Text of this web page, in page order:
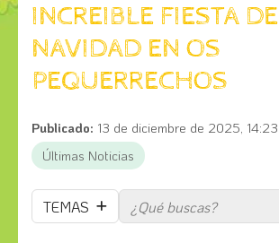
INCREIBLE FIESTA DE
NAVIDAD EN OS
PEQUERRECHOS
Publicado: 13 de diciembre de 2025, 14:23
Últimas Noticias
TEMAS